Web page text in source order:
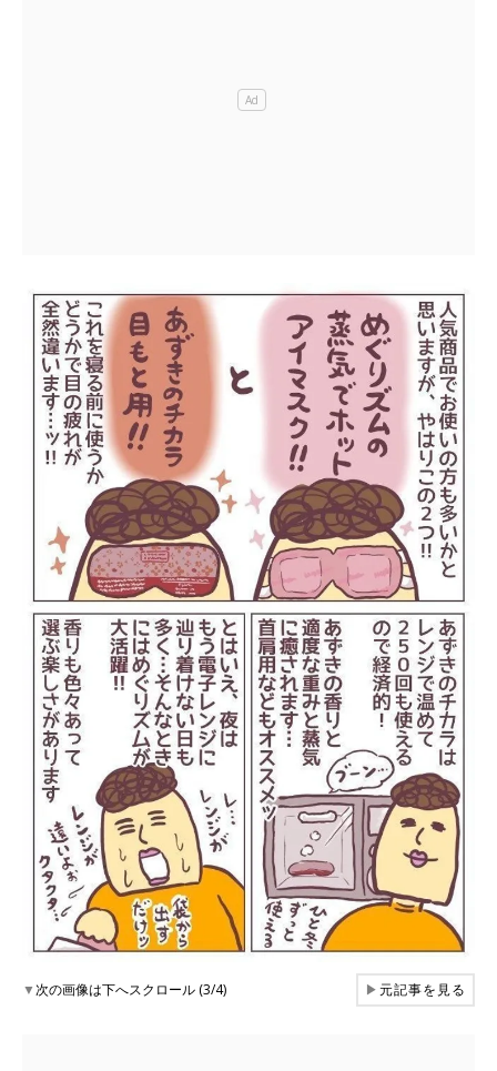
▼次の画像は下へスクロール (3/4) ▶元記事を見る